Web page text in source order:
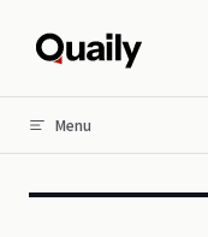
Skip to content
Menu